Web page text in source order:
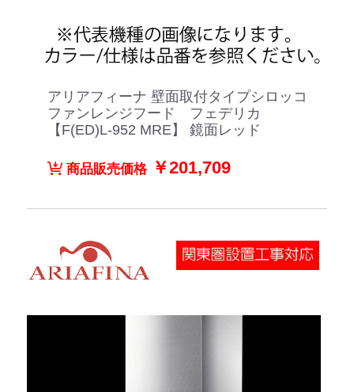
アリアフィーナ 壁面取付タイプシロッコ
ファンレンジフード フェデリカ
【F(ED)L-952 MRE】 鏡面レッド
商品販売価格￥201,709